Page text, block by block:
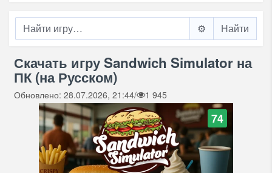
⚙️
Скачать игру Sandwich Simulator на
ПК (на Русском)
Обновлено: 28.07.2026, 21:44/ 1 945
74